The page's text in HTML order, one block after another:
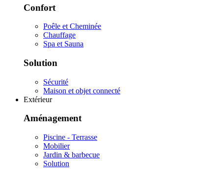
Confort
Poêle et Cheminée
Chauffage
Spa et Sauna
Solution
Sécurité
Maison et objet connecté
Extérieur
Aménagement
Piscine - Terrasse
Mobilier
Jardin & barbecue
Solution